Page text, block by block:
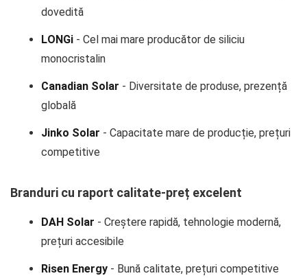
dovedită
LONGi - Cel mai mare producător de siliciu
monocristalin
Canadian Solar - Diversitate de produse, prezență
globală
Jinko Solar - Capacitate mare de producție, prețuri
competitive
Branduri cu raport calitate-preț excelent
DAH Solar - Creștere rapidă, tehnologie modernă,
prețuri accesibile
Risen Energy - Bună calitate, prețuri competitive